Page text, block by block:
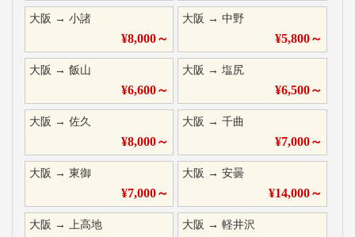
大阪 → 小諸
¥8,000～
大阪 →中野
¥5,800～
大阪 → 飯山
¥6,600～
大阪 →塩尻
¥6,500～
大阪 → 佐久
¥8,000～
大阪 →千曲
¥7,000～
大阪 → 東御
¥7,000～
大阪 →安曇
¥14,000～
大阪 → 上高地 大阪 →軽井沢